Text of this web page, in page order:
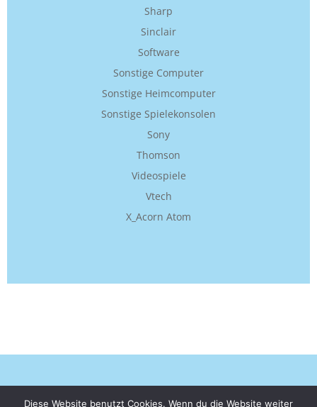
Sharp
Sinclair
Software
Sonstige Computer
Sonstige Heimcomputer
Sonstige Spielekonsolen
Sony
Thomson
Videospiele
Vtech
X_Acorn Atom
© 2026 Computermuseum-Ebenthal. Created for free
Diese Website benutzt Cookies. Wenn du die Website weiter